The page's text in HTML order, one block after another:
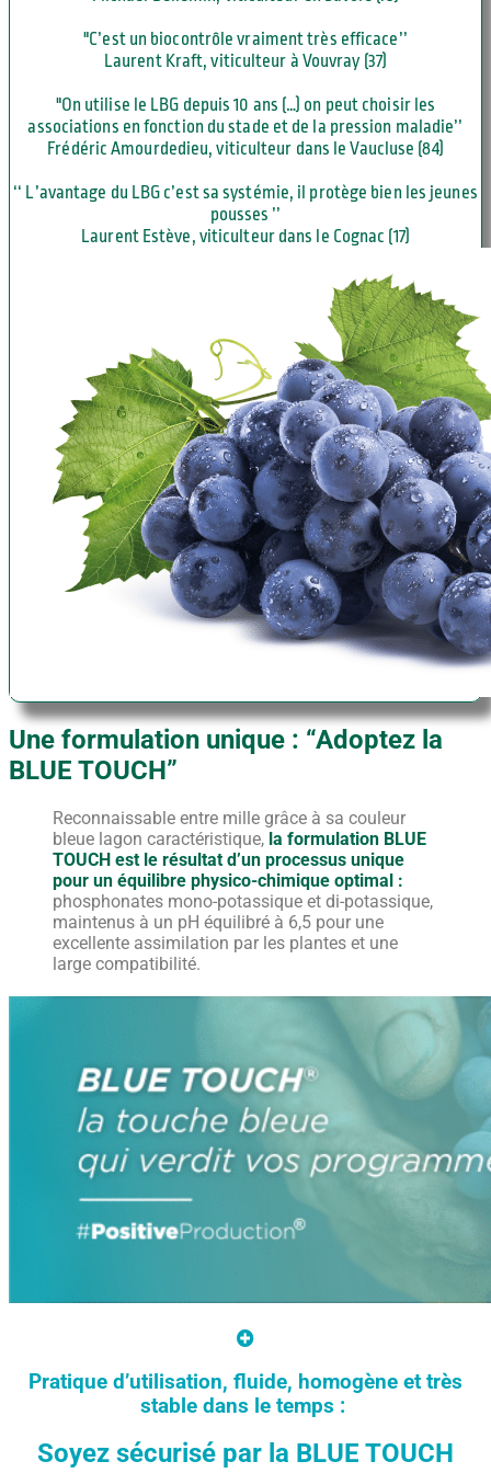
"C’est un biocontrôle vraiment très efficace’’
Laurent Kraft, viticulteur à Vouvray (37)
"On utilise le LBG depuis 10 ans (…) on peut choisir les
associations en fonction du stade et de la pression maladie’’
Frédéric Amourdedieu, viticulteur dans le Vaucluse (84)
‘‘ L’avantage du LBG c’est sa systémie, il protège bien les jeunes
pousses ’’
Laurent Estève, viticulteur dans le Cognac (17)
Une formulation unique : “Adoptez la
BLUE TOUCH”
Reconnaissable entre mille grâce à sa couleur
bleue lagon caractéristique, la formulation BLUE
TOUCH est le résultat d’un processus unique
pour un équilibre physico-chimique optimal :
phosphonates mono-potassique et di-potassique,
maintenus à un pH équilibré à 6,5 pour une
excellente assimilation par les plantes et une
large compatibilité.
Pratique d’utilisation, fluide, homogène et très
stable dans le temps :
Soyez sécurisé par la BLUE TOUCH